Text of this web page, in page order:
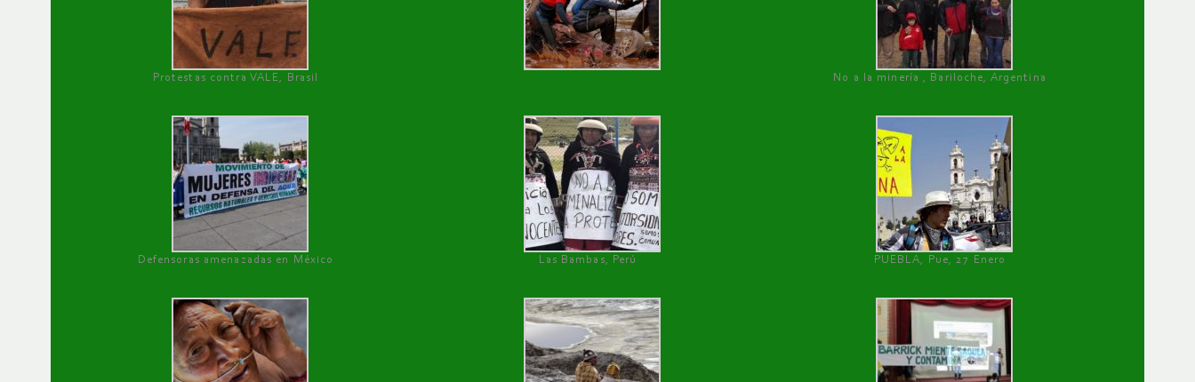
Protestas contra VALE, Brasil No a la minería , Bariloche, Argentina
Defensoras amenazadas en México Las Bambas, Perú PUEBLA, Pue, 27 Enero